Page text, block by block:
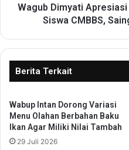
t
E
o
n
o
m
e
i
a
s
i
Wagub Dimyati
Siswa CMBBS,
Berita Terkait
Wabup Intan Dorong Variasi
Menu Olahan Berbahan Baku
Ikan Agar Miliki Nilai Tambah
29 Juli 2026